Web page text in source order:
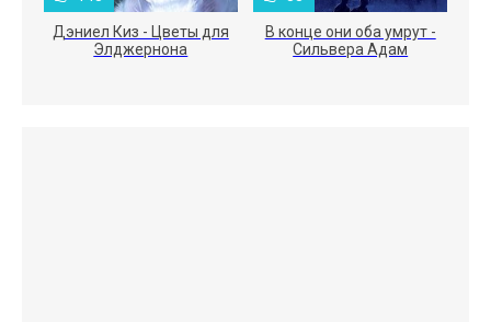
Дэниел Киз - Цветы для
Элджернона
В конце они оба умрут -
Сильвера Адам